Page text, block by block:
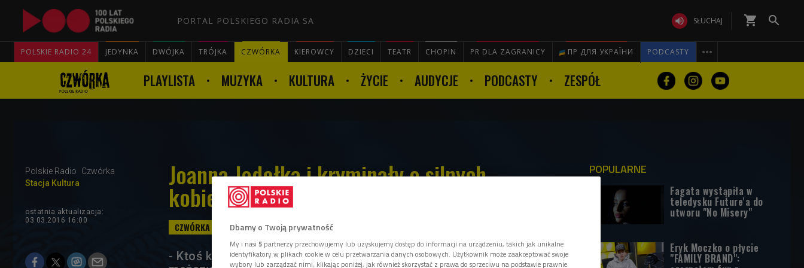
PORTAL POLSKIEGO RADIA SA  SŁUCHAJ shopping_cart 
POLSKIE RADIO 24 JEDYNKA DWÓJKA TRÓJKA CZWÓRKA KIEROWCY DZIECI TEATR CHOPIN PR DLA ZAGRANICY ПР ДЛЯ УКРАЇНИ PODCASTY 

PLAYLISTA MUZYKA KULTURA ŻYCIE AUDYCJE PODCASTY ZESPÓŁ
Polskie Radio
Czwórka
Stacja Kultura
Joanna Jodełka i kryminały o silnych
kobietach
ostatnia aktualizacja:
03.03.2016 16:00
- Ktoś kiedyś napisał, że w moich książkach "ubieram
POPULARNE
Fagata wystąpiła w
teledysku Future'a do
utworu "No Misery"
Eryk Moczko o płycie
"FAMILY BRAND":
Dbamy o Twoją prywatność
My i nasi 5 partnerzy przechowujemy lub uzyskujemy dostęp do informacji na urządzeniu, takich jak unikalne
identyfikatory w plikach cookie w celu przetwarzania danych osobowych. Użytkownik może zaakceptować swoje
wybory lub zarządzać nimi, klikając poniżej, jak również skorzystać z prawa do sprzeciwu na podstawie prawnie